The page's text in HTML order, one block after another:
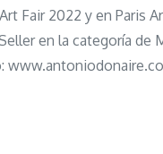
Fair 2022 y en Paris
en la categoría